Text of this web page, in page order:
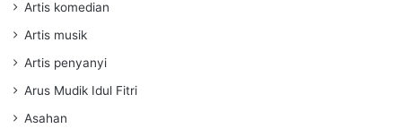
Artis komedian
Artis musik
Artis penyanyi
Arus Mudik Idul Fitri
Asahan